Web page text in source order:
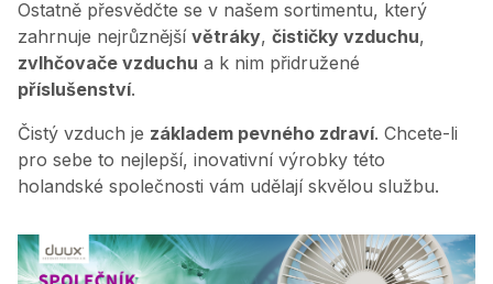
Ostatně přesvědčte se v našem sortimentu, který
zahrnuje nejrůznější větráky, čističky vzduchu,
zvlhčovače vzduchu a k nim přidružené
příslušenství.
Čistý vzduch je základem pevného zdraví. Chcete-li
pro sebe to nejlepší, inovativní výrobky této
holandské společnosti vám udělají skvělou službu.